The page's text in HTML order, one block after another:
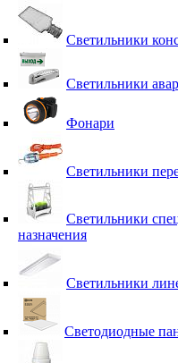
Светильники
Светильники
Фонари
Светильники
Светильники
назначения
Светильники
Светодиодные